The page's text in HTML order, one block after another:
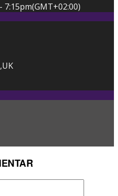
- 7:15pm(GMT+02:00)